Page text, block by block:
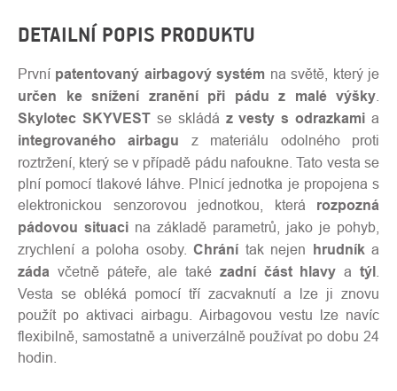
DETAILNÍ POPIS PRODUKTU
První patentovaný airbagový systém na světě, který je
určen ke snížení zranění při pádu z malé výšky
Skylotec SKYVEST se skládá z vesty s odrazkami a
integrovaného airbagu z materiálu odolného proti
roztržení, který se v případě pádu nafoukne. Tato vesta se
plní pomocí tlakové láhve. Plnicí jednotka je propojena s
elektronickou senzorovou jednotkou, která rozpozná
pádovou situaci na základě parametrů, jako je pohyb,
zrychlení a poloha osoby. Chrání tak nejen hrudník a
záda včetně páteře, ale také zadní část hlavyatýl
Vesta se obléká pomocí tří zacvaknutí a lze ji znovu
použít po aktivaci airbagu. Airbagovou vestu lze navíc
flexibilně, samostatně a univerzálně používat po dobu 24
hodin.